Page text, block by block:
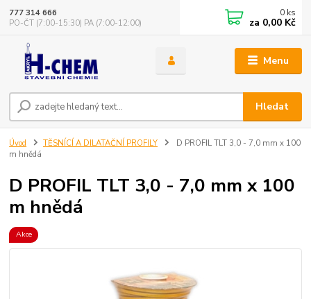
Menu
Hledat
777 314 666
PO-ČT (7:00-15:30) PA (7:00-12:00)
0 ks
za 0,00 Kč
Úvod TĚSNÍCÍ A DILATAČNÍ PROFILY
D PROFIL TLT 3,0 - 7,0 mm x 100
m hnědá
D PROFIL TLT 3,0 - 7,0 mm x 100
m hnědá
Akce